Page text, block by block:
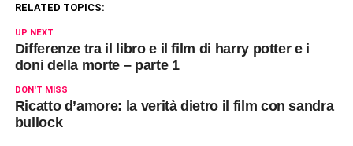
RELATED TOPICS:
UP NEXT
Differenze tra il libro e il film di harry potter e i
doni della morte – parte 1
DON'T MISS
Ricatto d’amore: la verità dietro il film con sandra
bullock